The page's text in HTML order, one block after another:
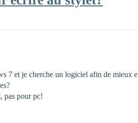
7 et je cherche un logiciel afin de mieux
pas pour pc!